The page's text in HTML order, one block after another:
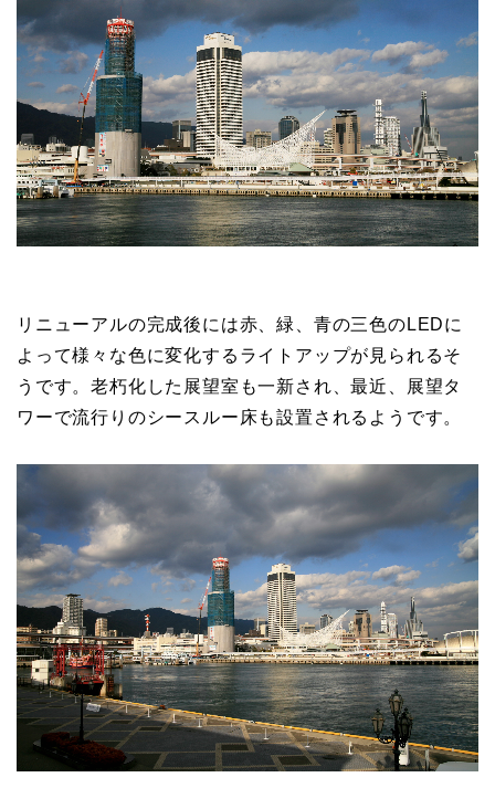
リニューアルの完成後には赤、緑、青の三色のLEDに
よって様々な色に変化するライトアップが見られるそ
うです。老朽化した展望室も一新され、最近、展望タ
ワーで流行りのシースルー床も設置されるようです。